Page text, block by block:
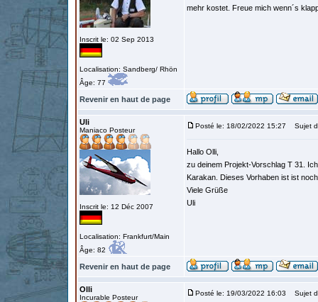
Inscrit le: 02 Sep 2013
Localisation: Sandberg/ Rhön
Âge: 77
mehr kostet. Freue mich wenn´s
Revenir en haut de page
Uli
Maniaco Posteur
Inscrit le: 12 Déc 2007
Localisation: Frankfurt/Main
Âge: 82
Posté le: 18/02/2022 15:27 Sujet
Hallo Olli,
zu deinem Projekt-Vorschlag T 31.
Karakan. Dieses Vorhaben ist ist
Viele Grüße
Uli
Revenir en haut de page
Olli
Incurable Posteur
Posté le: 19/03/2022 16:03 Sujet